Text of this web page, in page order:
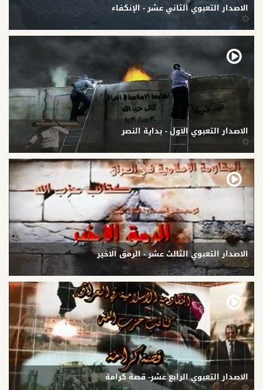
الاصدار التعبوي الثاني عشر - الإنكفاء
16:28 2018-01-06
الاصدار التعبوي الاول - بداية النصر
الاصدار التعبوي الثالث عشر - الرمق الاخير
11:47 2018-01-01
الاصدار التعبوي الرابع عشر- قصة كرامة